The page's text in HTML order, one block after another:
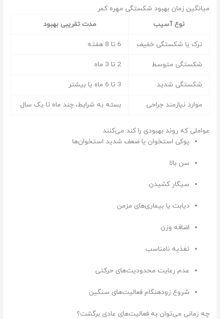
میانگین زمان بهبود شکستگی مهره کمر
نوع آسیب
مدت تقریبی بهبود
ترک یا شکستگی خفیف 6 تا 8 هفته
شکستگی متوسط 2 تا 3 ماه
شکستگی شدید 3 تا 6 ماه یا بیشتر
موارد نیازمند جراحی بسته به شرایط، چند ماه تا یک سال
عواملی که روند بهبودی را کند می‌کنند
پوکی استخوان یا ضعف شدید استخوان‌ها
سن بالا
سیگار کشیدن
دیابت یا بیماری‌های مزمن
اضافه وزن
تغذیه نامناسب
عدم رعایت محدودیت‌های حرکتی
شروع زودهنگام فعالیت‌های سنگین
چه زمانی می‌توان به فعالیت‌های عادی برگشت؟